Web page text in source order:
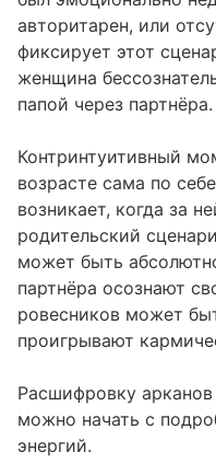
авторитарен, или
фиксирует этот
женщина
папой через партнёра.
Контринтуитивный
возрасте сама по
возникает, когда за
родительский
может быть
партнёра осознают
ровесников может
проигрывают
Расшифровку
можно начать с
энергий.